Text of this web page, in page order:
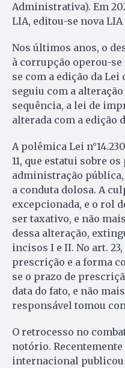
Administrativa). Em
LIA, editou-se nova LIA
Nos últimos anos, o
à corrupção operou-
se com a edição da Lei
seguiu com a
sequência, a lei de
alterada com a edição
A polêmica Lei
11, que estatui sobre
administração
a conduta dolosa. A
excepcionada, e o rol
ser taxativo, e não
dessa alteração,
incisos I e II. No art.
prescrição e a forma
se o prazo de
data do fato, e não
responsável tomou
O retrocesso no
notório.
internacional publicou